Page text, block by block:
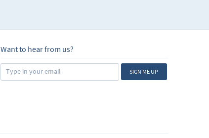
Want to hear from us?
SIGN ME UP